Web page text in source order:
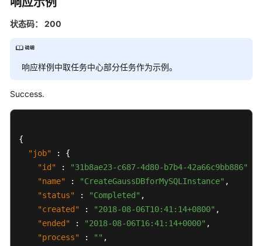
见
问
障
除
频
状态码： 200
响应样例中取任务中心部分任务作为示例。
Success.
{
"job"
:
{
"id"
: "31b8ae23-c687-4d80-b7b4-42a66c9bb886"
"name"
: "CreateGaussDBforMySQLInstance" ,
"status"
: "Completed" ,
"created"
: "2018-08-06T10:41:14+0800" ,
"ended"
: "2018-08-06T16:41:14+0000" ,
"process"
: "" ,